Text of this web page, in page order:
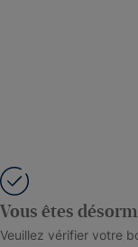
Vous êtes
Veuillez vérifier votre